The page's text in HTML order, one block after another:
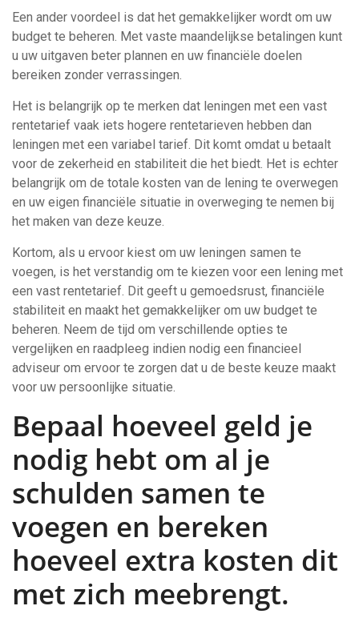
Een ander voordeel is dat het gemakkelijker wordt om uw
budget te beheren. Met vaste maandelijkse betalingen kunt
u uw uitgaven beter plannen en uw financiële doelen
bereiken zonder verrassingen.
Het is belangrijk op te merken dat leningen met een vast
rentetarief vaak iets hogere rentetarieven hebben dan
leningen met een variabel tarief. Dit komt omdat u betaalt
voor de zekerheid en stabiliteit die het biedt. Het is echter
belangrijk om de totale kosten van de lening te overwegen
en uw eigen financiële situatie in overweging te nemen bij
het maken van deze keuze.
Kortom, als u ervoor kiest om uw leningen samen te
voegen, is het verstandig om te kiezen voor een lening met
een vast rentetarief. Dit geeft u gemoedsrust, financiële
stabiliteit en maakt het gemakkelijker om uw budget te
beheren. Neem de tijd om verschillende opties te
vergelijken en raadpleeg indien nodig een financieel
adviseur om ervoor te zorgen dat u de beste keuze maakt
voor uw persoonlijke situatie.
Bepaal hoeveel geld je
nodig hebt om al je
schulden samen te
voegen en bereken
hoeveel extra kosten dit
met zich meebrengt.